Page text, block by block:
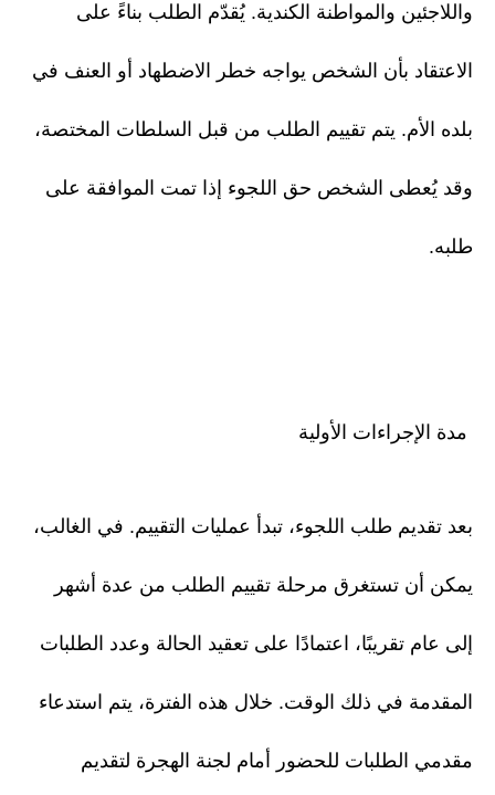
واللاجئين والمواطنة الكندية. يُقدّم الطلب بناءً على
الاعتقاد بأن الشخص يواجه خطر الاضطهاد أو العنف في
بلده الأم. يتم تقييم الطلب من قبل السلطات المختصة،
وقد يُعطى الشخص حق اللجوء إذا تمت الموافقة على
طلبه.
مدة الإجراءات الأولية
بعد تقديم طلب اللجوء، تبدأ عمليات التقييم. في الغالب،
يمكن أن تستغرق مرحلة تقييم الطلب من عدة أشهر
إلى عام تقريبًا، اعتمادًا على تعقيد الحالة وعدد الطلبات
المقدمة في ذلك الوقت. خلال هذه الفترة، يتم استدعاء
مقدمي الطلبات للحضور أمام لجنة الهجرة لتقديم